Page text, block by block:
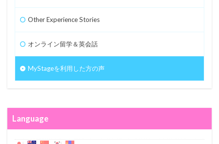
Other Experience Stories
オンライン留学＆英会話
MyStageを利用した方の声
Language